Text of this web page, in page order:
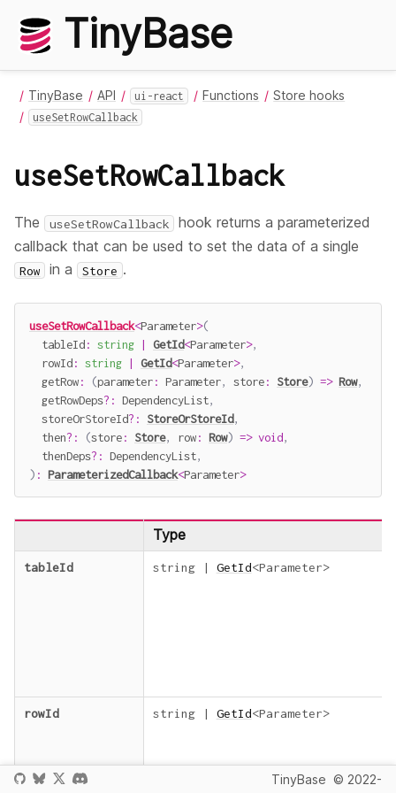
TinyBase
TinyBase API ui-react Functions Store hooks
useSetRowCallback
useSetRowCallback
The useSetRowCallback
hook returns a parameterized
callback that can be used to set the data of a single
Row in a Store .
useSetRowCallback<Parameter>(
  tableId
: string | GetId<Parameter>,
  rowId
: string | GetId<Parameter>,
getRow: (parameter: Parameter, store: Store) => Row,
  getRowDeps
? : DependencyList,
  storeOrStoreId
? : StoreOrStoreId,
  then
? : (store: Store, row: Row) => void,
  thenDeps
? : DependencyList,
) : ParameterizedCallback<Parameter>
Type
tableId string | GetId<Parameter>
rowId string | GetId<Parameter>
TinyBase © 2022-